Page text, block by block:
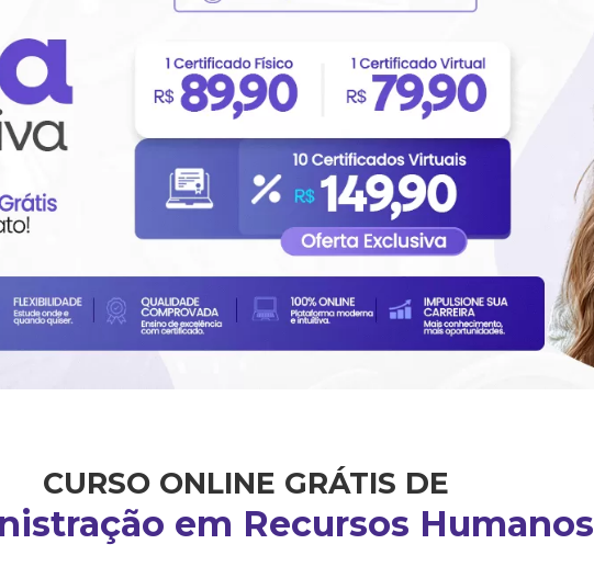
CURSO ONLINE GRÁTIS DE
em Recursos Humanos